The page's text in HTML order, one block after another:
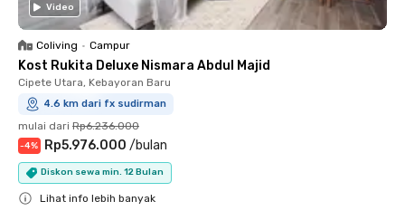
Video
Coliving • Campur
Kost Rukita Deluxe Nismara Abdul Majid
Cipete Utara, Kebayoran Baru
4.6 km dari fx sudirman
mulai dari Rp6.236.000
-4% Rp5.976.000 /bulan
Diskon sewa min. 12 Bulan
Lihat info lebih banyak